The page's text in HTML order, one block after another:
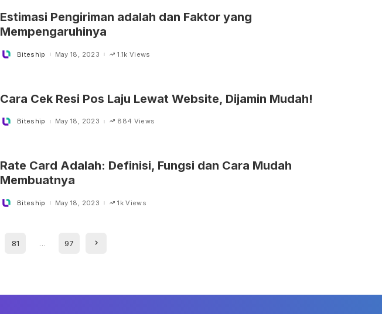
Estimasi Pengiriman adalah dan Faktor yang
Mempengaruhinya
PostedBiteship May 18, 2023 1.1k Views
Cara Cek Resi Pos Laju Lewat Website, Dijamin Mudah!
PostedBiteship May 18, 2023 884 Views
Rate Card Adalah: Definisi, Fungsi dan Cara Mudah
Membuatnya
PostedBiteship May 18, 2023 1k Views
81 … 97